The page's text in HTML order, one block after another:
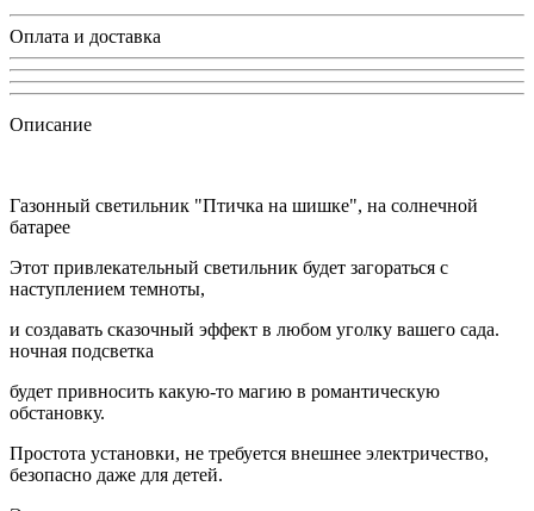
Оплата и доставка
Описание
Газонный светильник "Птичка на шишке", на солнечной
батарее
Этот привлекательный светильник будет загораться с
наступлением темноты,
и создавать сказочный эффект в любом уголку вашего сада.
ночная подсветка
будет привносить какую-то магию в романтическую
обстановку.
Простота установки, не требуется внешнее электричество,
безопасно даже для детей.